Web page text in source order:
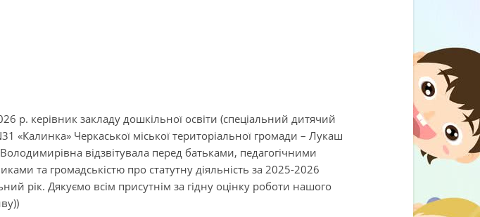
р. керівник закладу дошкільної освіти (спеціальний дитячий
«Калинка» Черкаської міської територіальної громади – Лукаш
відзвітувала перед батьками, педагогічними
та громадськістю про статутну діяльність за 2025-2026
рік. Дякуємо всім присутнім за гідну оцінку роботи нашого